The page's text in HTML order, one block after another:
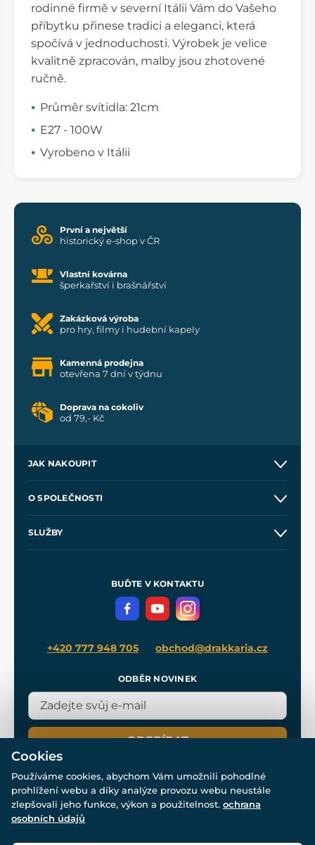
rodinné firmě v severní Itálii Vám do Vašeho
příbytku přinese tradici a eleganci, která
spočívá v jednoduchosti. Výrobek je velice
kvalitně zpracován, malby jsou zhotovené
ručně.
Průměr svítidla: 21cm
E27 - 100W
Vyrobeno v Itálii
První a největší
historický e-shop v ČR
Vlastní kovárna
šperkařství i brašnářství
Zakázková výroba
pro hry, filmy i hudební kapely
Kamenná prodejna
otevřena 7 dní v týdnu
Doprava na cokoliv
od 79,- Kč
JAK NAKOUPIT
Velkoobchod
O SPOLEČNOSTI
SLUŽBY
Meče pro Kingdom Come
BUĎTE V KONTAKTU
+420 777 948 705 obchod@drakkaria.cz
ODBĚR NOVINEK
ODEBÍRAT
© Všechna práva vyhrazena. www.drakkaria.cz 2007-2026.
Cookies
Používáme cookies, abychom Vám umožnili pohodlné
prohlížení webu a díky analýze provozu webu neustále
zlepšovali jeho funkce, výkon a použitelnost. ochrana
osobních údajů